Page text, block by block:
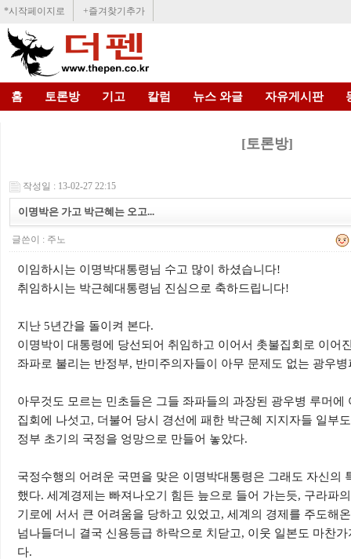
*시작페이지로 +즐겨찾기추가
홈 토론방 기고 칼럼 뉴스 와글 자유게시판
[토론방]
작성일 : 13-02-27 22:15
이명박은 가고 박근혜는 오고...
글쓴이 : 주노
이임하시는 이명박대통령님 수고 많이 하셨습니다!
취임하시는 박근혜대통령님 진심으로 축하드립니다!
지난 5년간을 돌이켜 본다.
이명박이 대통령에 당선되어 취임하고 이어서 촛불집회로 이어
좌파로 불리는 반정부, 반미주의자들이 아무 문제도 없는 광우
아무것도 모르는 민초들은 그들 좌파들의 과장된 광우병 루머에
집회에 나섯고, 더불어 당시 경선에 패한 박근혜 지지자들 일부
정부 초기의 국정을 엉망으로 만들어 놓았다.
국정수행의 어려운 국면을 맞은 이명박대통령은 그래도 자신의
했다. 세계경제는 빠져나오기 힘든 늪으로 들어 가는듯, 구라파
기로에 서서 큰 어려움을 당하고 있었고, 세계의 경제를 주도해
넘나들더니 결국 신용등급 하락으로 치닫고, 이웃 일본도 마찬
다.